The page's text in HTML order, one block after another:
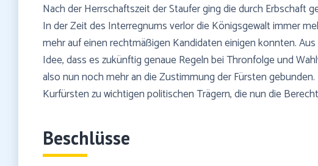
Nach der Herrschaftszeit der Staufer ging die durch Erbschaft
In der Zeit des Interregnums verlor die Königsgewalt immer
mehr auf einen rechtmäßigen Kandidaten einigen konnten.
Idee, dass es zukünftig genaue Regeln bei Thronfolge und
also nun noch mehr an die Zustimmung der Fürsten
Kurfürsten zu wichtigen politischen Trägern, die nun die
Beschlüsse